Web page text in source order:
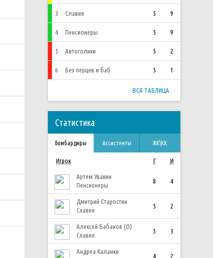
3 Славия 5 9
4 Пенсионеры 5 9
5 Автоголики 5 2
6 Без перцев и баб 5 1
ВСЯ ТАБЛИЦА
Статистика
Бомбардиры Ассистенты ЖК\КК
Игрок Г И
Артем Увакин
Пенсионеры
8 4
Дмитрий Старостин
Славия
5 2
Алексей Бабанов (О)
Славия
5 3
Андреа Каланки
4 2